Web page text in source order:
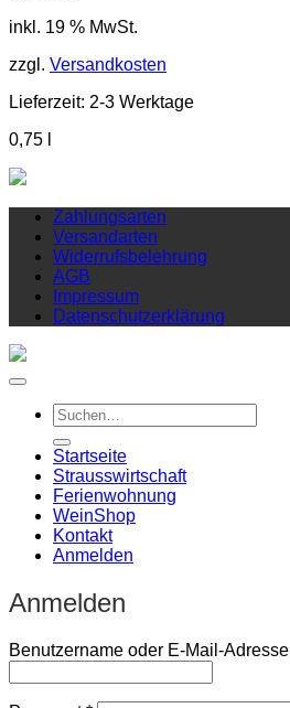
inkl. 19 % MwSt.
zzgl. Versandkosten
Lieferzeit: 2-3 Werktage
0,75
Zahlungsarten
Versandarten
Widerrufsbelehrung
AGB
Impressum
Datenschutzerklärung
Suchen
nach:
Startseite
Strausswirtschaft
Ferienwohnung
WeinShop
Kontakt
Anmelden
Anmelden
Benutzername oder E-Mail-Adresse